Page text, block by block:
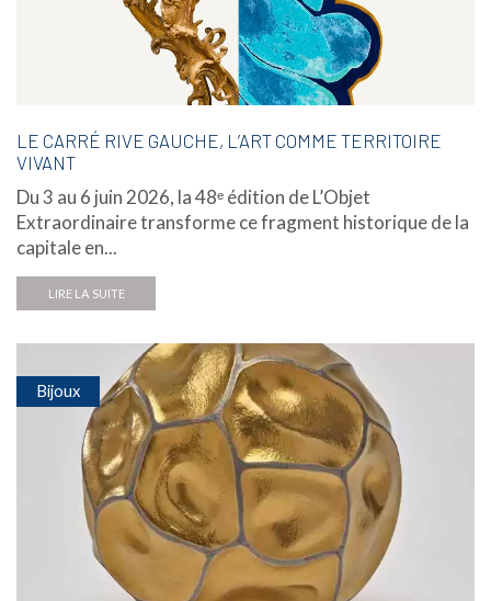
LE CARRÉ RIVE GAUCHE, L’ART COMME TERRITOIRE
VIVANT
Du 3 au 6 juin 2026, la 48ᵉ édition de L’Objet
Extraordinaire transforme ce fragment historique de la
capitale en...
LIRE LA SUITE
Bijoux